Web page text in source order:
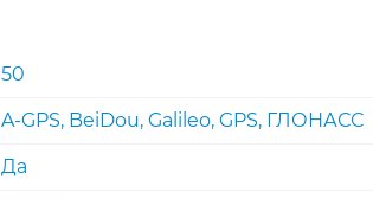
50
A-GPS, BeiDou, Galileo, GPS, ГЛОНАСС
Да